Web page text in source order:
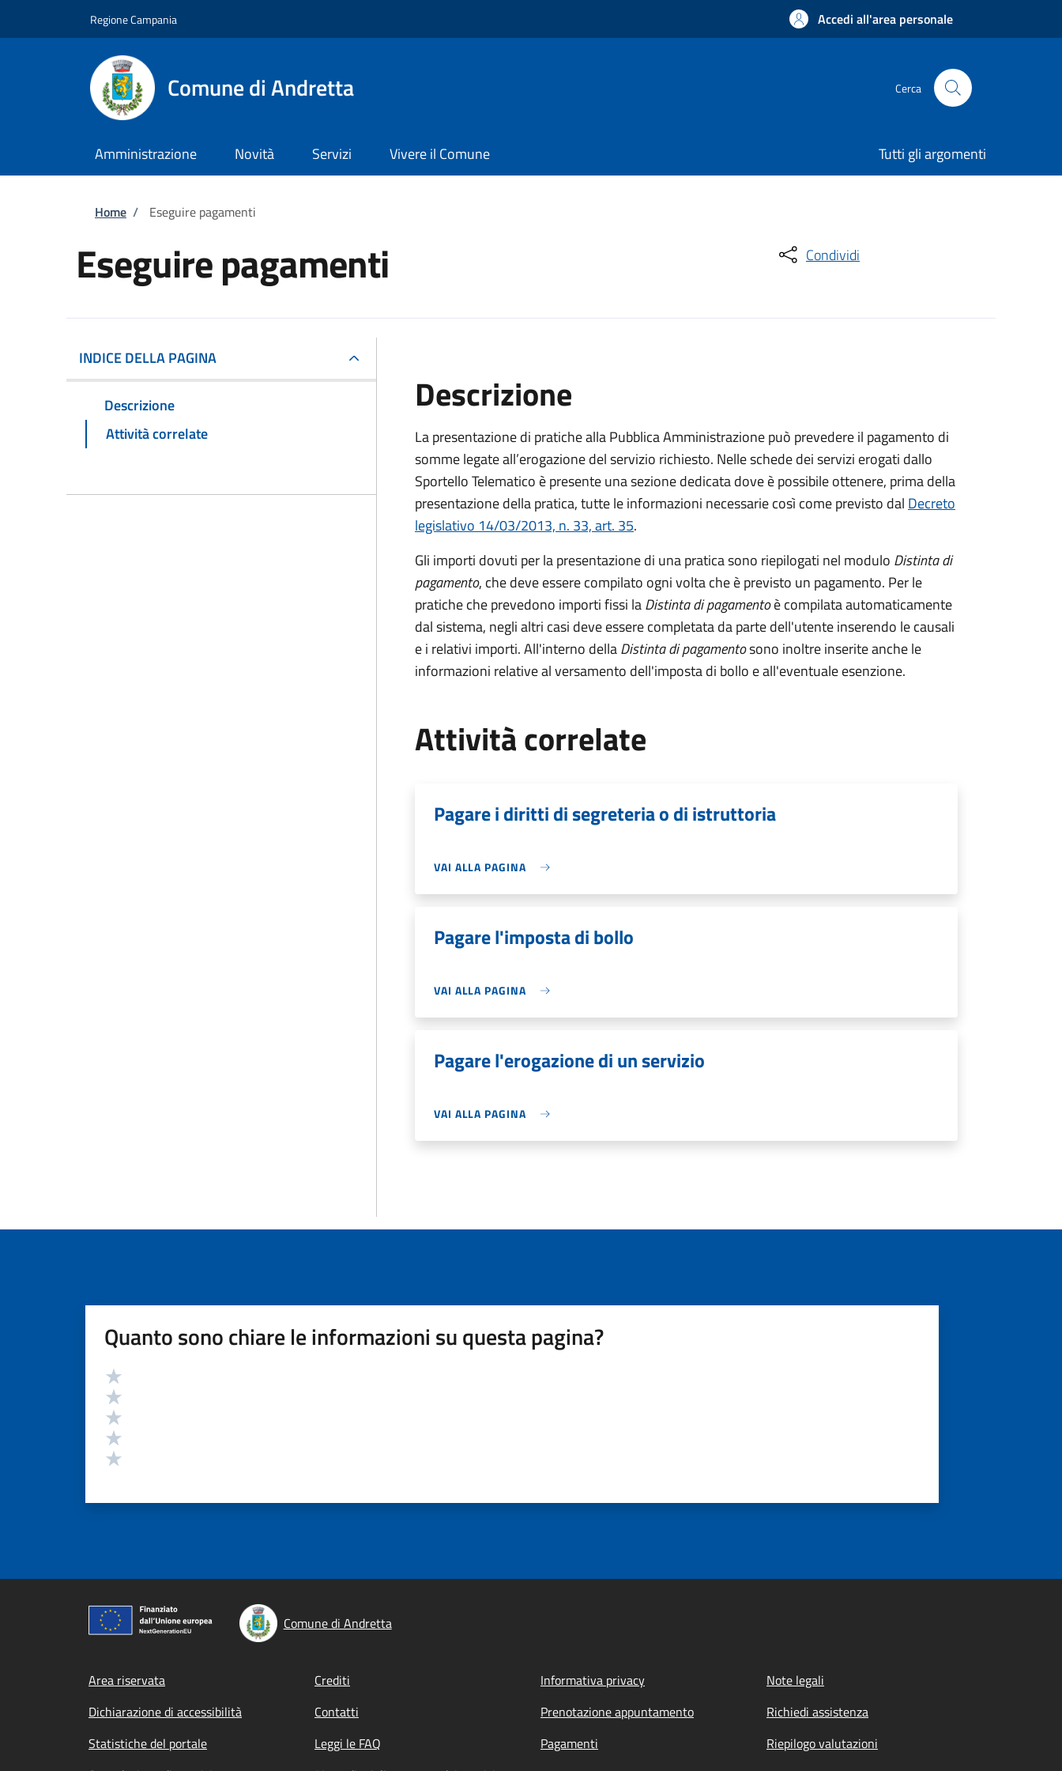
Regione Campania Accedi all'area personale
Comune di Andretta Cerca
Amministrazione Novità Servizi Vivere il Comune Tutti gli argomenti
Briciole di pane
Home / Eseguire pagamenti
Eseguire pagamenti Condividi
INDICE DELLA PAGINA
Descrizione
Attività correlate
Descrizione
La presentazione di pratiche alla Pubblica Amministrazione può prevedere il pagamento di
somme legate all’erogazione del servizio richiesto. Nelle schede dei servizi erogati dallo
Sportello Telematico è presente una sezione dedicata dove è possibile ottenere, prima della
presentazione della pratica, tutte le informazioni necessarie così come previsto dal Decreto
legislativo 14/03/2013, n. 33, art. 35.
Gli importi dovuti per la presentazione di una pratica sono riepilogati nel modulo Distinta di
pagamento, che deve essere compilato ogni volta che è previsto un pagamento. Per le
pratiche che prevedono importi fissi laDistinta di pagamentoè compilata automaticamente
dal sistema, negli altri casi deve essere completata da parte dell'utente inserendo le causali
e i relativi importi.All'interno dellaDistinta di pagamentosono inoltre inserite anche le
informazioni relative al versamento dell'imposta di bollo e all'eventuale esenzione.
Attività correlate
Pagare i diritti di segreteria o di istruttoria
VAI ALLA PAGINA
Pagare l'imposta di bollo
VAI ALLA PAGINA
Pagare l'erogazione di un servizio
VAI ALLA PAGINA
Quanto sono chiare le informazioni su questa pagina?
Valutazione
Comune di Andretta
Footer menu
Area riservata Crediti Informativa privacy
Note legali
Dichiarazione di accessibilità
Contatti Prenotazione appuntamento
Richiedi assistenza
Statistiche del portale
Leggi le FAQ Pagamenti
Riepilogo valutazioni